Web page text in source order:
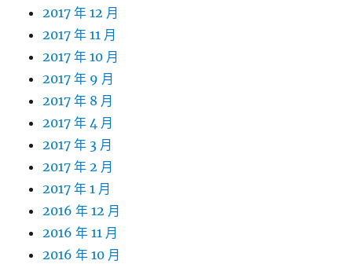
2017 年 12 月
2017 年 11 月
2017 年 10 月
2017 年 9 月
2017 年 8 月
2017 年 4 月
2017 年 3 月
2017 年 2 月
2017 年 1 月
2016 年 12 月
2016 年 11 月
2016 年 10 月